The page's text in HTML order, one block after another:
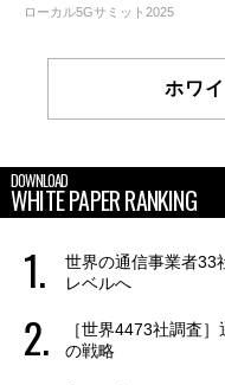
ローカル5Gサミット2025
ホワ
DOWNLOAD
WHITE PAPER RANKING
世界の通信事業者33
レベルへ
［世界4473社調査
の戦略